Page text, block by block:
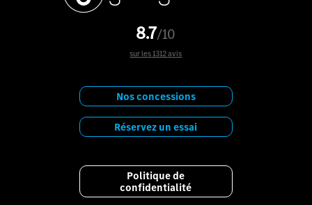
8.7/10
sur les 1312 avis
Nos concessions
Réservez un essai
Politique de
confidentialité